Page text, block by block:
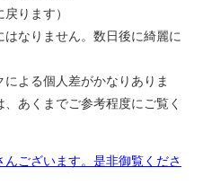
ります）
はなりません。数日後に綺麗に
よる個人差がかなりありま
あくまでご参考程度にご覧く
ございます。是非御覧くださ